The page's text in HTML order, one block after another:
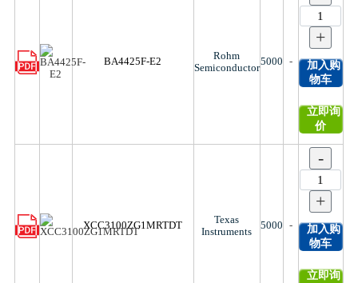
BA4425F-E2
Rohm
Semiconductor
5000 -
+
加入购
物车
立即询
价
XCC3100ZG1MRTDT
Texas
Instruments
5000 -
-
+
加入购
物车
立即询